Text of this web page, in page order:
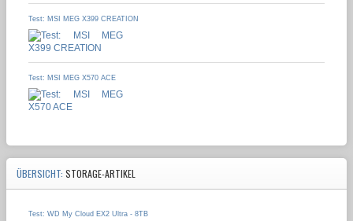
Test: MSI MEG X399 CREATION
Test: MSI MEG X570 ACE
ÜBERSICHT: STORAGE-ARTIKEL
Test: WD My Cloud EX2 Ultra - 8TB